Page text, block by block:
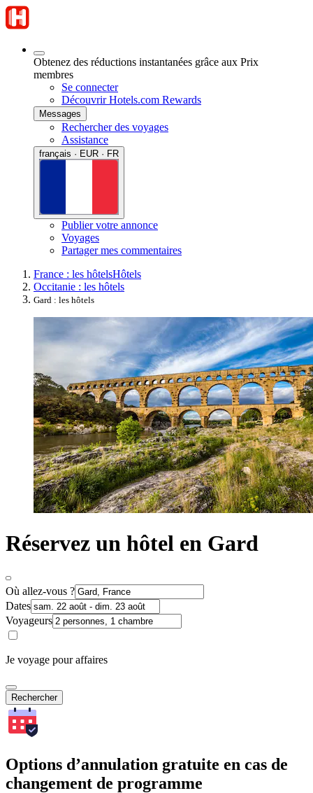
Obtenez des réductions instantanées grâce aux Prix
membres
Se connecter
Découvrir Hotels.com Rewards
Messages
Rechercher des voyages
Assistance
français · EUR · FR
Publier votre annonce
Voyages
Partager mes commentaires
France : les hôtelsHôtels
Occitanie : les hôtels
Gard : les hôtels
Réservez un hôtel en Gard
Où allez-vous ?
Dates
Voyageurs
Je voyage pour affaires
Rechercher
Options d’annulation gratuite en cas de
changement de programme